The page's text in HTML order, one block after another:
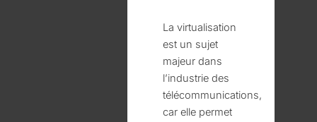
La virtualisation
est un sujet
majeur dans
l’industrie des
télécommunications,
car elle permet